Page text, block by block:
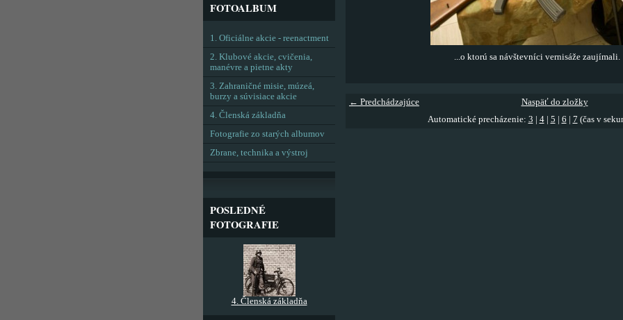
...o ktorú sa návštevníci vernisáže zaujímali.
← Predchádzajúce
Naspäť do zložky
Automatické precházenie: 3 4| 5 6 7 (čas v
FOTOALBUM
1. Oficiálne akcie - reenactment
2. Klubové akcie, cvičenia,
manévre a pietne akty
3. Zahraničné misie, múzeá,
burzy a súvisiace akcie
4. Členská základňa
Fotografie zo starých albumov
Zbrane, technika a výstroj
POSLEDNÉ
FOTOGRAFIE
4. Členská základňa